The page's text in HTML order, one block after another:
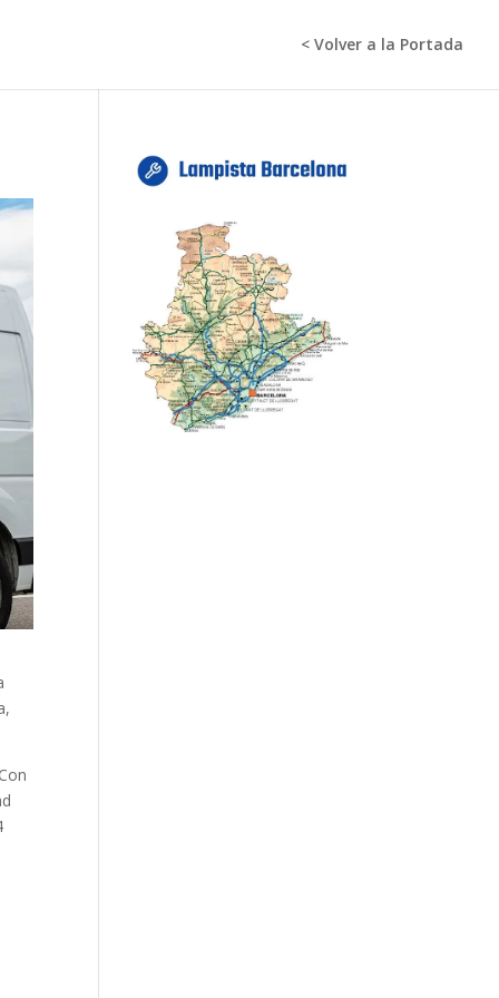
< Volver a la Portada